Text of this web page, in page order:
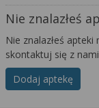
Nie znalazłeś
Nie znalazłeś apteki
skontaktuj się z
Dodaj aptekę